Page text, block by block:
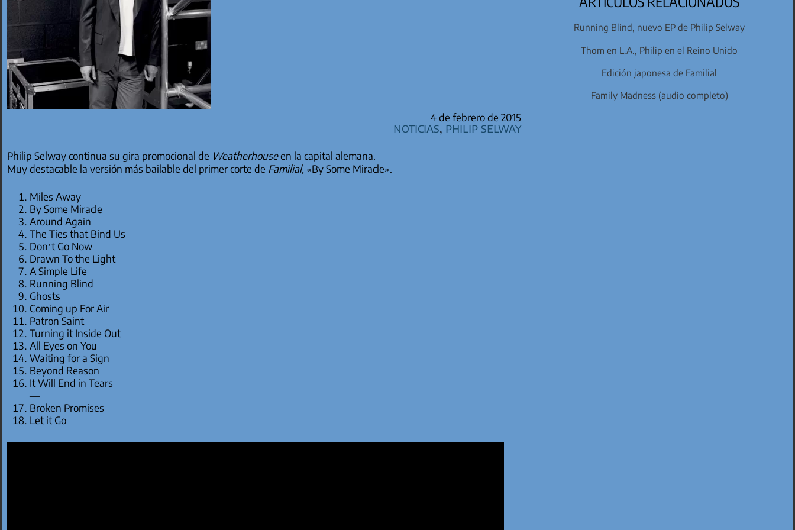
4 de febrero de 2015
Noticias, Philip Selway
Philip Selway continua su gira promocional de Weatherhouseen la capital alemana.
Muy destacable la versión más bailable del primer corte de Familial, «By Some Miracle».
Miles Away
By Some Miracle
Around Again
The Ties that Bind Us
Don’t Go Now
Drawn To the Light
A Simple Life
Running Blind
Ghosts
Coming up For Air
Patron Saint
Turning it Inside Out
All Eyes on You
Waiting for a Sign
Beyond Reason
It Will End in Tears
—
Broken Promises
Let it Go
Running Blind, nuevo EP de Philip Selway
Thom en L.A., Philip en el Reino Unido
Edición japonesa de Familial
Family Madness (audio completo)